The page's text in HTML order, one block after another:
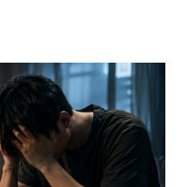
nghệ
điệu
Công nghệ
nghiệm
Chuyển đổi số